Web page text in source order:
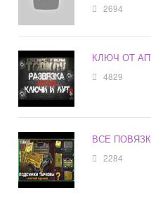
2694
КЛЮЧ ОТ
4829
ВСЕ
2284